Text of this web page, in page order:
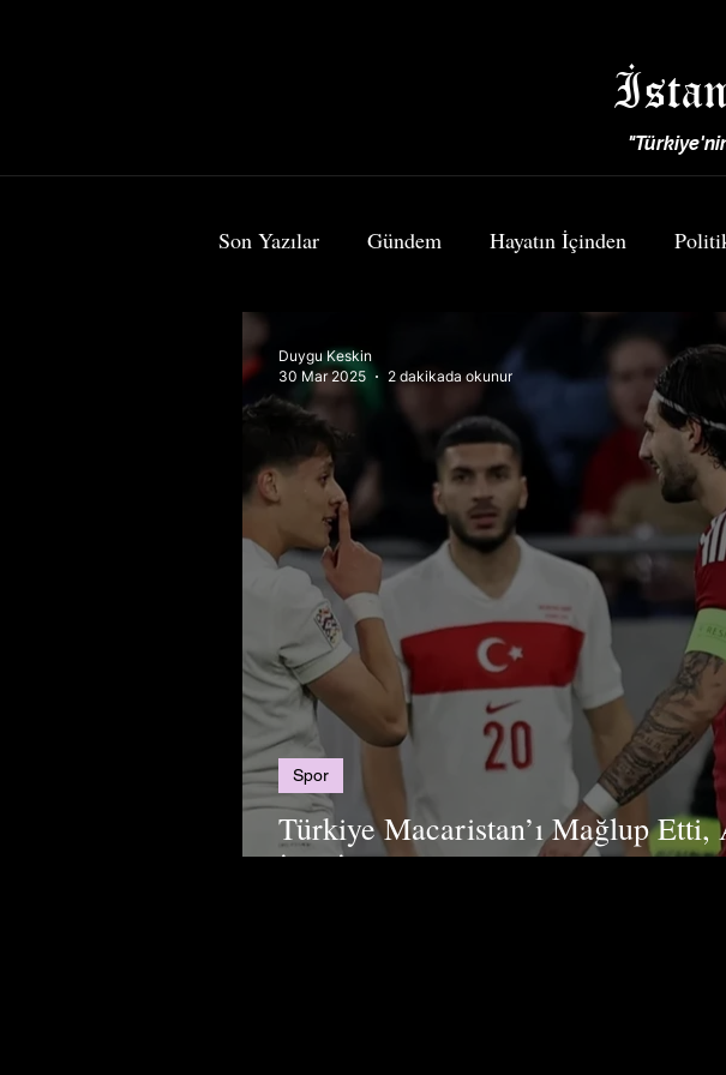
Son Yazılar Gündem Hayatın İçinden
Türkiye Macaristan’ı Mağlup Etti,
İçin İlk Adım
Spor
Duygu Keskin
30 Mar 2025
2 dakikada okunur